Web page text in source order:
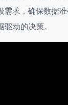
求，确保数据
动的决策。